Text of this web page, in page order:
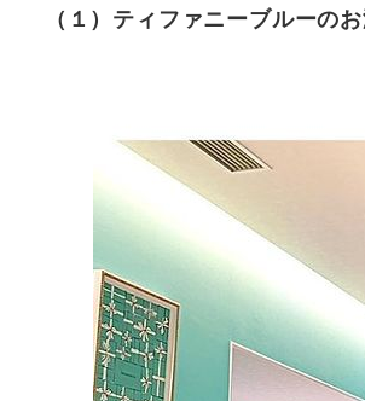
（１）ティファニーブルーの